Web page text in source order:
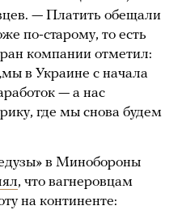
— Платить обещали
по-старому, то есть
компании отметил:
в Украине с начала
— а нас
где мы снова будем
в Минобороны
, что вагнеровцам
на континенте: